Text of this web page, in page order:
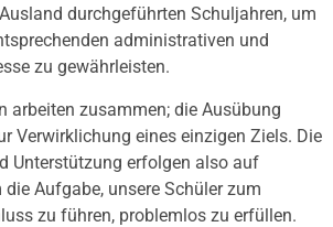
durchgeführten Schuljahren, um
administrativen und
zu gewährleisten.
arbeiten zusammen; die Ausübung
Verwirklichung eines einzigen Ziels. Die
Unterstützung erfolgen also auf
Aufgabe, unsere Schüler zum
zu führen, problemlos zu erfüllen.